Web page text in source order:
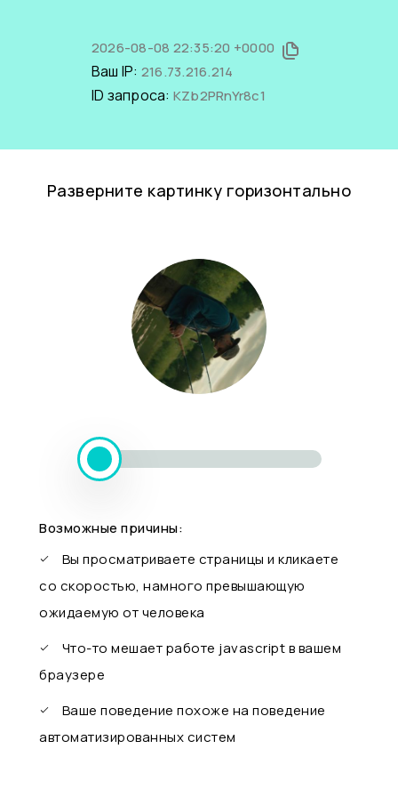
2026-08-08 22:35:20 +0000
Ваш IP: 216.73.216.214
ID запроса: KZb2PRnYr8c1
Разверните картинку горизонтально
Возможные причины:
Вы просматриваете страницы и кликаете
со скоростью, намного превышающую
ожидаемую от человека
Что-то мешает работе javascript в вашем
браузере
Ваше поведение похоже на поведение
автоматизированных систем